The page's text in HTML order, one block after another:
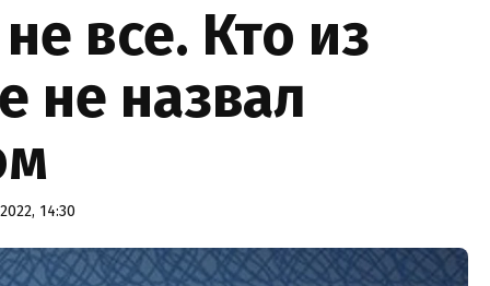
все. Кто из
не назвал
14:30